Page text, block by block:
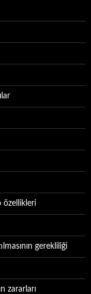
özellikleri
gerekliliği
zararları